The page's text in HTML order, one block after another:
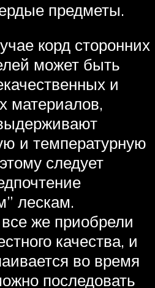
предметы.
корд сторонних
может быть
и
материалов,
и температурную
следует
лескам.
же приобрели
качества, и
во время
последовать